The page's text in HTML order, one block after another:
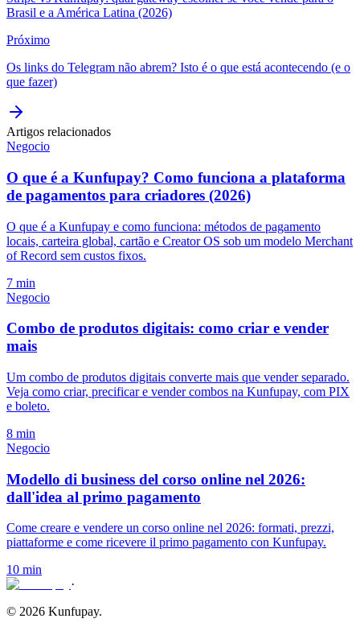
Brasil e a América Latina (2026)
Próximo
Os links do Telegram não abrem? Isto é o que está acontecendo (e o
que fazer)
Artigos relacionados
Negocio
O que é a Kunfupay? Como funciona a plataforma
de pagamentos para criadores (2026)
O que é a Kunfupay e como funciona: métodos de pagamento
locais, carteira global, cartão e Creator OS sob um modelo Merchant
of Record sem custos fixos.
7 min
Negocio
Combo de produtos digitais: como criar e vender
mais
Um combo de produtos digitais converte mais que vender separado.
Veja como criar, precificar e vender combos na Kunfupay, com PIX
e boleto.
8 min
Negocio
Modello di business del corso online nel 2026:
dall'idea al primo pagamento
Come creare e vendere un corso online nel 2026: formati, prezzi,
piattaforme e come ricevere il primo pagamento con Kunfupay.
10 min
·
© 2026 Kunfupay.